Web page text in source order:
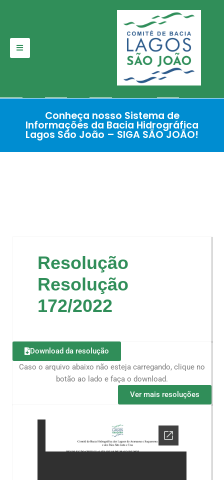
para
Conheça nosso Sistema de
Informações da Bacia Hidrográfica
Lagos São João – SIGA SÃO JOÃO!
Resolução
Resolução
172/2022
Download da resolução
Caso o arquivo abaixo não esteja carregando, clique no
botão ao lado e faça o download.
Ver mais resoluções